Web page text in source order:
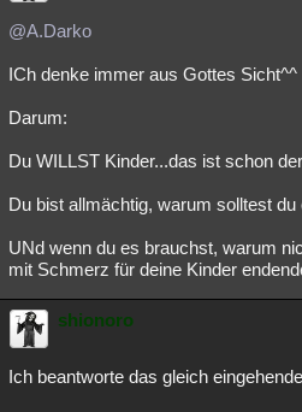
@A.Darko
ICh denke immer aus Gottes Sicht^^
Darum:
Du WILLST Kinder...das ist schon
Du bist allmächtig, warum solltest
UNd wenn du es brauchst, warum
mit Schmerz für deine Kinder
shionoro
Ich beantworte das gleich